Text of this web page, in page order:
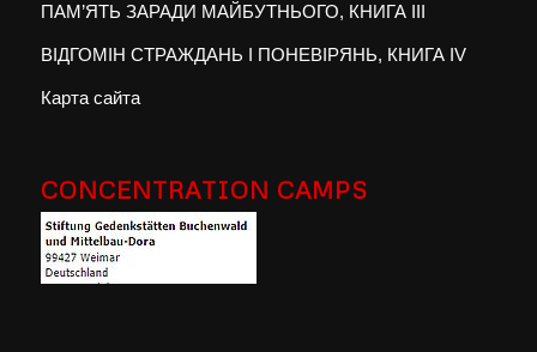
ПАМ’ЯТЬ ЗАРАДИ МАЙБУТНЬОГО, КНИГА III
ВІДГОМІН СТРАЖДАНЬ І ПОНЕВІРЯНЬ, КНИГА IV
Карта сайта
CONCENTRATION CAMPS